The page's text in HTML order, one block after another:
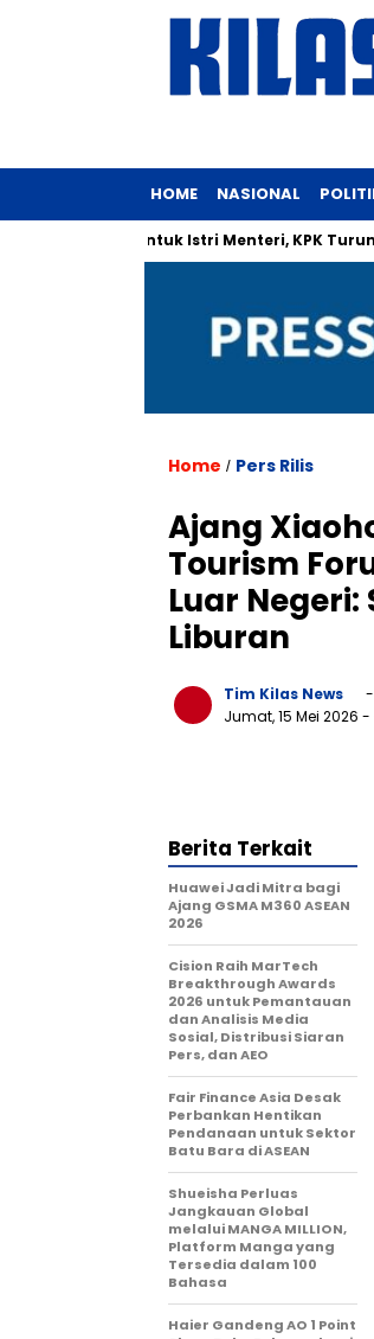
HOME NASIONAL
UMKM untuk Istri Menteri, KPK Turun Tangan
Home / Pers Rilis
Ajang
Tourism
Luar
Liburan
Tim Kilas News
Jumat, 15 Mei 2026 -
Berita Terkait
Huawei Jadi Mitra bagi
Ajang GSMA M360 ASEAN
2026
Cision Raih MarTech
Breakthrough Awards
2026 untuk Pemantauan
dan Analisis Media
Sosial, Distribusi Siaran
Pers, dan AEO
Fair Finance Asia Desak
Perbankan Hentikan
Pendanaan untuk Sektor
Batu Bara di ASEAN
Shueisha Perluas
Jangkauan Global
melalui MANGA MILLION,
Platform Manga yang
Tersedia dalam 100
Bahasa
Haier Gandeng AO 1 Point